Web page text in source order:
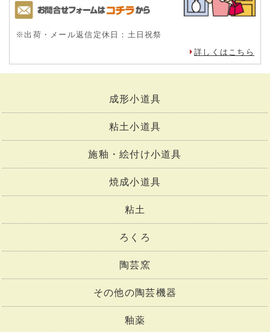
※出荷・メール返信定休日：土日祝祭
詳しくはこちら
成形小道具
粘土小道具
施釉・絵付け小道具
焼成小道具
粘土
ろくろ
陶芸窯
その他の陶芸機器
釉薬